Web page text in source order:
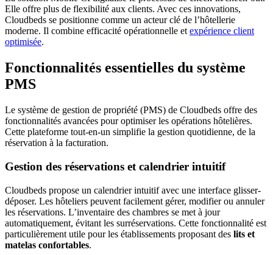
Elle offre plus de flexibilité aux clients. Avec ces innovations,
Cloudbeds se positionne comme un acteur clé de l’hôtellerie
moderne. Il combine efficacité opérationnelle et expérience client
optimisée.
Fonctionnalités essentielles du système
PMS
Le système de gestion de propriété (PMS) de Cloudbeds offre des
fonctionnalités avancées pour optimiser les opérations hôtelières.
Cette plateforme tout-en-un simplifie la gestion quotidienne, de la
réservation à la facturation.
Gestion des réservations et calendrier intuitif
Cloudbeds propose un calendrier intuitif avec une interface glisser-
déposer. Les hôteliers peuvent facilement gérer, modifier ou annuler
les réservations. L’inventaire des chambres se met à jour
automatiquement, évitant les surréservations. Cette fonctionnalité est
particulièrement utile pour les établissements proposant des lits et
matelas confortables.